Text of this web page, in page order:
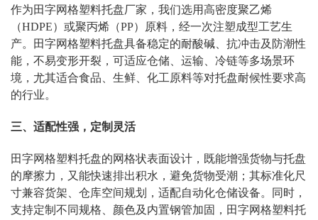
作为田字网格塑料托盘厂家，我们选用高密度聚乙烯
（HDPE）或聚丙烯（PP）原料，经一次注塑成型工艺生
产。田字网格塑料托盘具备稳定的耐酸碱、抗冲击及防潮性
能，不易变形开裂，可适应仓储、运输、冷链等多场景环
境，尤其适合食品、生鲜、化工原料等对托盘耐候性要求高
的行业。
三、适配性强，定制灵活
田字网格塑料托盘的网格状表面设计，既能增强货物与托盘
的摩擦力，又能快速排出积水，避免货物受潮；其标准化尺
寸兼容货架、仓库空间规划，适配自动化仓储设备。同时，
支持定制不同规格、颜色及内置钢管加固，田字网格塑料托